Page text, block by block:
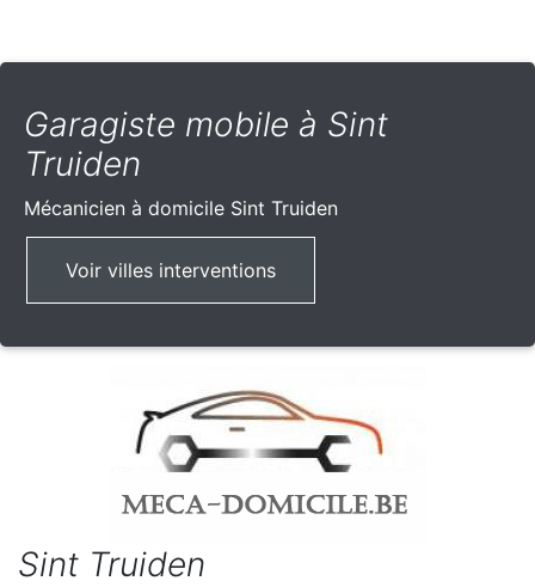
Garagiste mobile à Sint
Truiden
Mécanicien à domicile Sint Truiden
Voir villes interventions
Sint Truiden